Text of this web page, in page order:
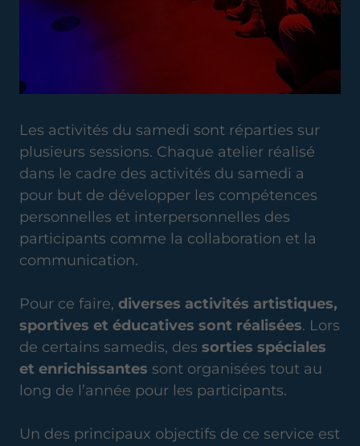
Les activités du samedi sont réparties sur
plusieurs sessions. Chaque atelier réalisé
dans le cadre des activités du samedi a
pour but de développer les compétences
personnelles et interpersonnelles des
participants comme la collaboration et la
communication.
Pour ce faire, diverses activités artistiques,
sportives et éducatives sont réalisées. Lors
de certains samedis, des sorties spéciales
et enrichissantes sont organisées tout au
long de l’année pour les participants.
Un des principaux objectifs de ce service est